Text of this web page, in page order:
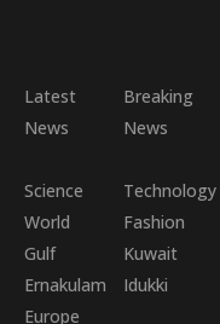
Latest
News
Breaking
News
Science
World
Technology
Fashion
Gulf
Kuwait
Ernakulam
Idukki
Europe